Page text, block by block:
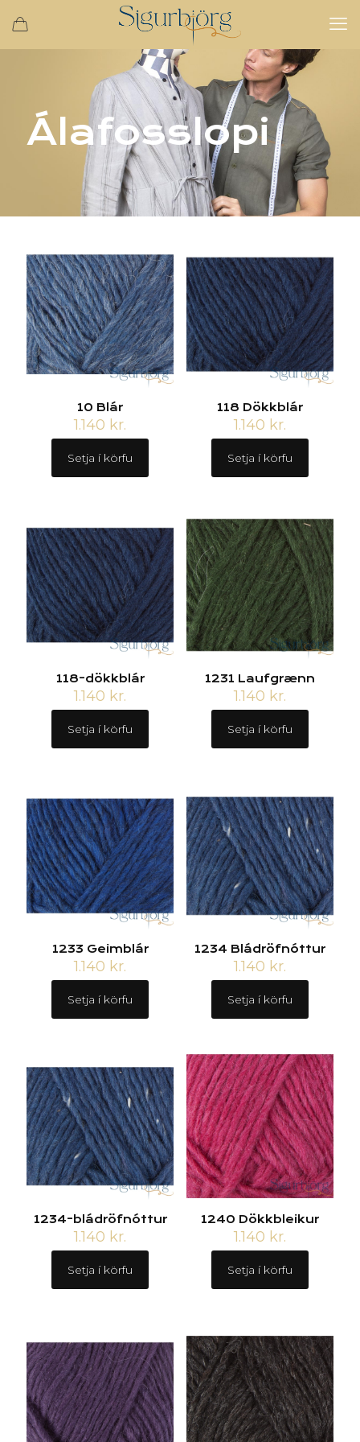
Álafosslopi
10 Blár
1.140 kr.
Setja í körfu
118 Dökkblár
1.140 kr.
Setja í körfu
118-dökkblár
1.140 kr.
Setja í körfu
1231 Laufgrænn
1.140 kr.
Setja í körfu
1233 Geimblár
1.140 kr.
Setja í körfu
1234 Bládröfnóttur
1.140 kr.
Setja í körfu
1234-bládröfnóttur
1.140 kr.
Setja í körfu
1240 Dökkbleikur
1.140 kr.
Setja í körfu